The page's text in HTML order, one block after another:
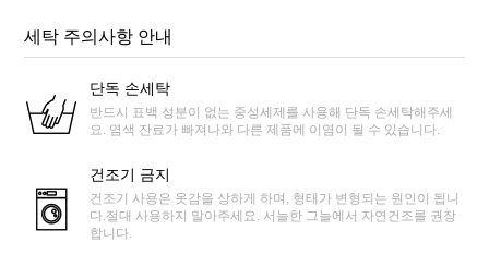
세탁 주의사항 안내
단독 손세탁
반드시 표백 성분이 없는 중성세제를 사용해 단독 손세탁해주세
요. 염색 잔료가 빠져나와 다른 제품에 이염이 될 수 있습니다.
건조기 금지
건조기 사용은 옷감을 상하게 하며, 형태가 변형되는 원인이 됩니
다.절대 사용하지 말아주세요. 서늘한 그늘에서 자연건조를 권장
합니다.